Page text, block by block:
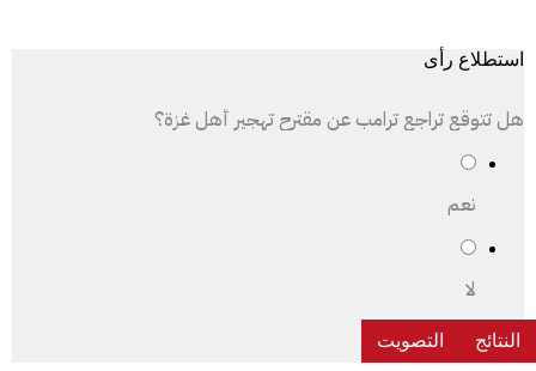
استطلاع رأى
هل تتوقع تراجع ترامب عن مقترح تهجير أهل غزة؟
نعم
لا